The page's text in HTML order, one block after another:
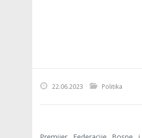
22.06.2023 Politika